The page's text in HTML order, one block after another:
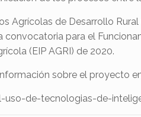
Agrícolas de Desarrollo Rural
convocatoria para el
(EIP AGRI) de 2020.
sobre el proyecto
de-tecnologias-de-